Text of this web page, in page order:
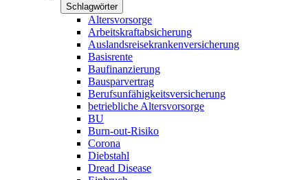
Schlagwörter
Altersvorsorge
Arbeitskraftabsicherung
Auslandsreisekrankenversicherung
Basisrente
Baufinanzierung
Bausparvertrag
Berufsunfähigkeitsversicherung
betriebliche Altersvorsorge
BU
Burn-out-Risiko
Corona
Diebstahl
Dread Disease